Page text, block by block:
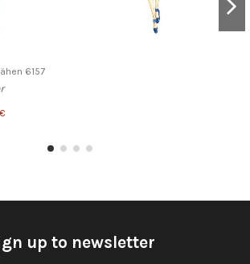
6157
up to newsletter